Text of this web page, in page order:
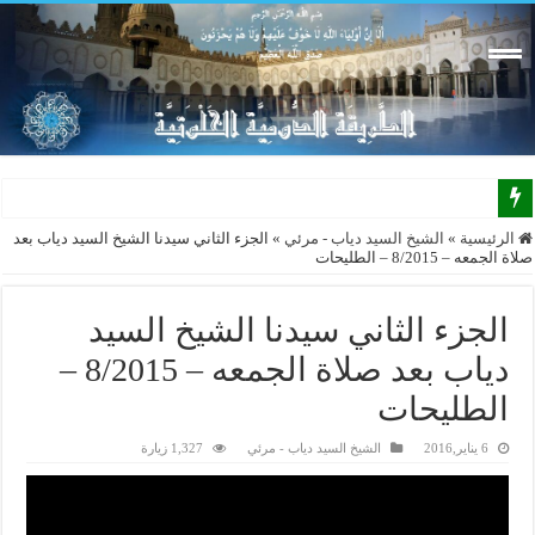
الرئيسية » الشيخ السيد دياب - مرئي » الجزء الثاني سيدنا الشيخ السيد دياب بعد
صلاة الجمعه – 8/2015 – الطليحات
الجزء الثاني سيدنا الشيخ السيد
دياب بعد صلاة الجمعه – 8/2015 –
الطليحات
6 يناير,2016 الشيخ السيد دياب - مرئي 1,327 زيارة